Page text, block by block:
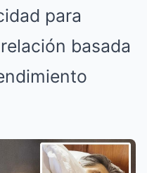
para
basada